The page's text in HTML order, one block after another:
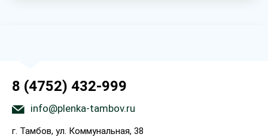
8 (4752) 432-999
info@plenka-tambov.ru
г. Тамбов, ул. Коммунальная, 38